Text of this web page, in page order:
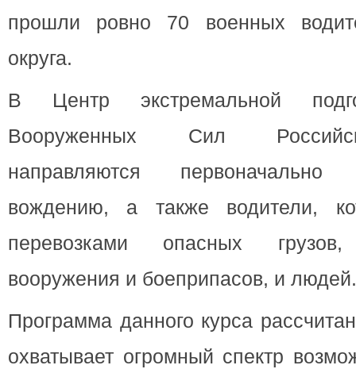
прошли ровно 70 военных
округа.
В Центр экстремальной
Вооруженных Сил
направляются
вождению, а также водители,
перевозками опасных грузов,
вооружения и боеприпасов, и людей.
Программа данного курса
охватывает огромный спектр